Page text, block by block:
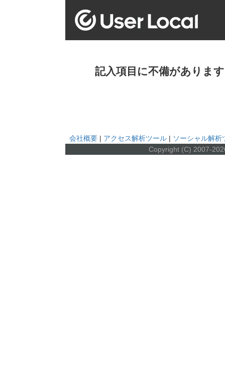
記入項目に不備がありま
会社概要 | アクセス解析ツール | ソーシャル解析
Copyright (C) 2007-